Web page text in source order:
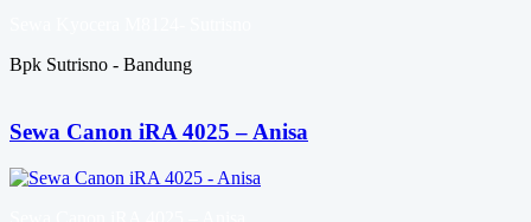
Bpk Sutrisno - Bandung
Sewa Canon iRA 4025 – Anisa